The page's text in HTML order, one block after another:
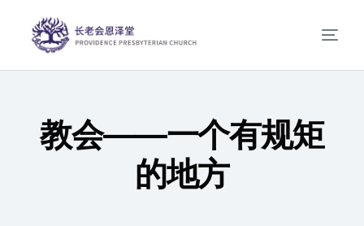
教会——一个有规矩
的地方